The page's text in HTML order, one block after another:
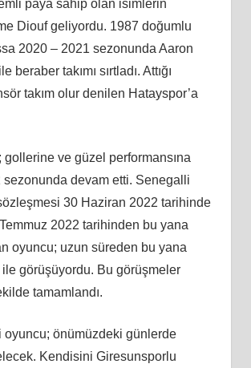
paya sahip olan isimlerin
Diouf geliyordu. 1987 doğumlu
2020 – 2021 sezonunda Aaron
beraber takımı sırtladı. Attığı
takım olur denilen Hatayspor’a
gollerine ve güzel performansına
sezonunda devam etti. Senegalli
30 Haziran 2022 tarihinde
2022 tarihinden bu yana
oyuncu; uzun süreden bu yana
görüşüyordu. Bu görüşmeler
tamamlandı.
oyuncu; önümüzdeki günlerde
Kendisini Giresunsporlu